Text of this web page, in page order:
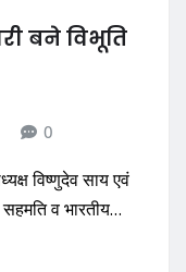
बने विभूति
0
विष्णुदेव साय एवं
व भारतीय…